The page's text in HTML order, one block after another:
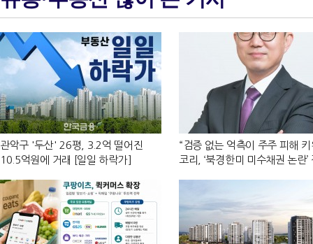
관악구 '두산' 26평, 3.2억 떨어진
10.5억원에 거래 [일일 하락가]
“검증 없는 억측이 주주 피해
코리, ‘북경한미 미수채권 논란’